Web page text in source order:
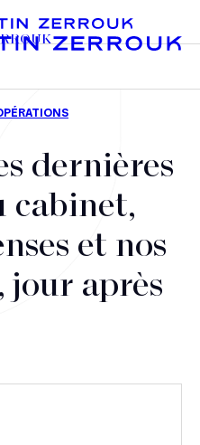
stratégiques
dernières
cabinet,
et nos
jour après